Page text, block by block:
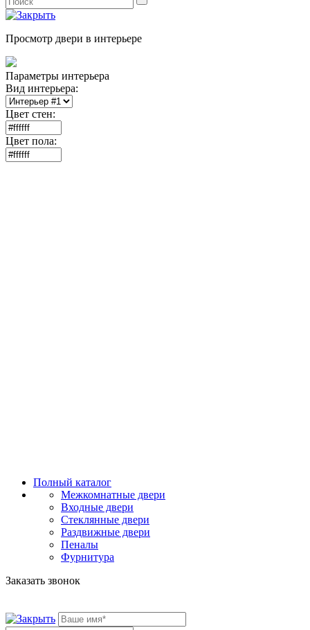
Просмотр двери в интерьере
Параметры интерьера
Вид интерьера:
Цвет стен:
Цвет пола:
Полный каталог
Межкомнатные двери
Входные двери
Стеклянные двери
Раздвижные двери
Пеналы
Фурнитура
Заказать звонок